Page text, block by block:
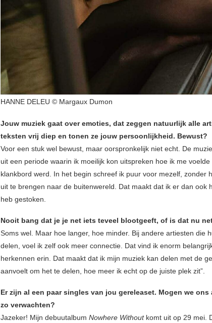
HANNE DELEU © Margaux Dumon
Jouw muziek gaat over emoties, dat zeggen natuurlijk alle
teksten vrij diep en tonen ze jouw persoonlijkheid. Bewust?
Voor een stuk wel bewust, maar oorspronkelijk niet echt. De
uit een periode waarin ik moeilijk kon uitspreken hoe ik me
klankbord werd. In het begin schreef ik puur voor mezelf, zonder
uit te brengen naar de buitenwereld. Dat maakt dat ik er dan ook
heb gestoken.
Nooit bang dat je je net iets teveel blootgeeft, of is dat nu
Soms wel. Maar hoe langer, hoe minder. Bij andere artiesten die
delen, voel ik zelf ook meer connectie. Dat vind ik enorm
herkennen erin. Dat maakt dat ik mijn muziek kan delen met de
aanvoelt om het te delen, hoe meer ik echt op de juiste plek zit”.
Er zijn al een paar singles van jou gereleaset. Mogen we
zo verwachten?
Jazeker! Mijn debuutalbum Nowhere Without komt uit op 29 mei.